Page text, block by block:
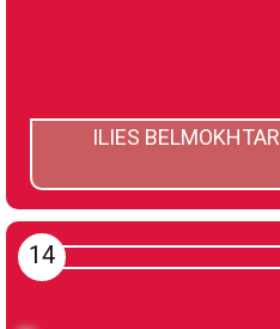
ILIES BELMOKHTAR
14